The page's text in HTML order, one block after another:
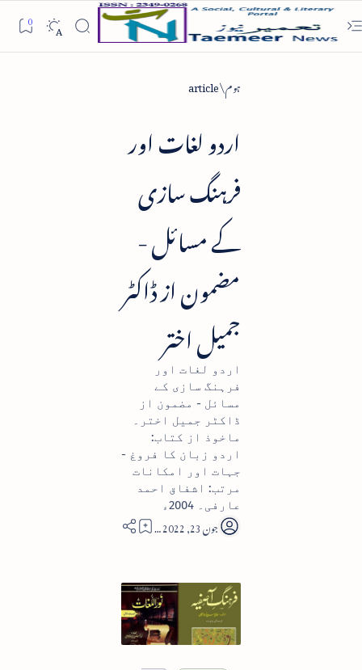
ہوم article
اردو لغات اور
فرہنگ سازی
کے مسائل -
مضمون از ڈاکٹر
جمیل اختر
اردو لغات اور
فرہنگ سازی کے
مسائل - مضمون از
ڈاکٹر جمیل اختر۔
ماخوذ از کتاب:
اردو زبان کا فروغ -
جہات اور امکانات
مرتب: اشفاق احمد
عارفی۔ 2004ء
29